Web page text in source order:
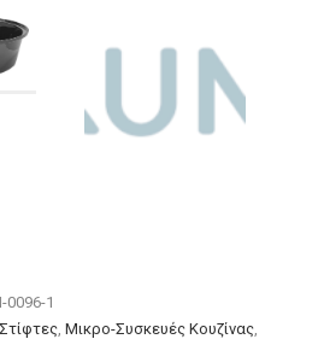
0096-1
,Μικρο-Συσκευές Κουζίνας